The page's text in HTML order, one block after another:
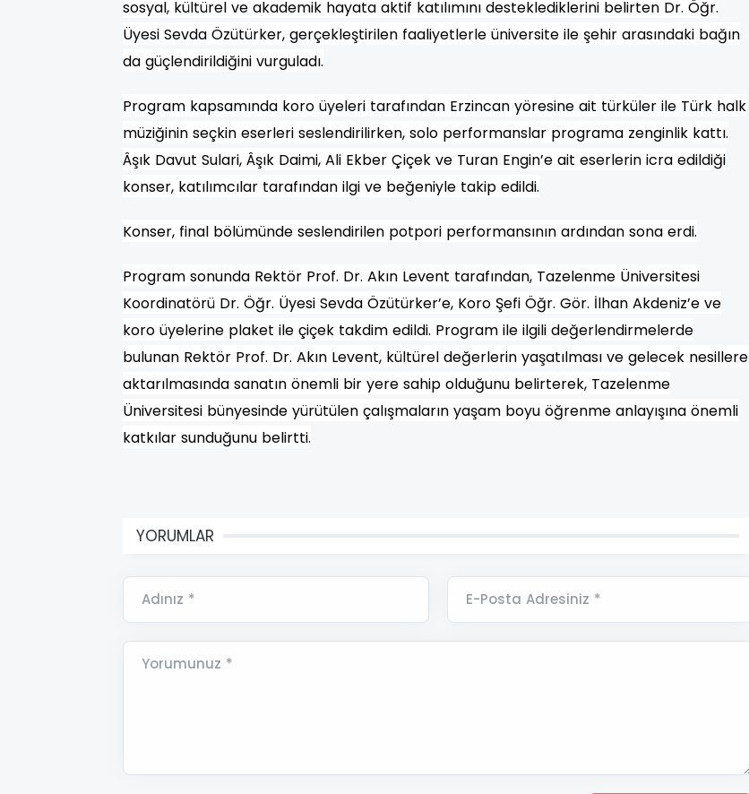
sosyal, kültürel ve akademik hayata aktif katılımını desteklediklerini belirten Dr. Öğr.
Üyesi Sevda Özütürker, gerçekleştirilen faaliyetlerle üniversite ile şehir arasındaki bağın
da güçlendirildiğini vurguladı.
Program kapsamında koro üyeleri tarafından Erzincan yöresine ait türküler ile Türk halk
müziğinin seçkin eserleri seslendirilirken, solo performanslar programa zenginlik kattı.
Âşık Davut Sulari, Âşık Daimi, Ali Ekber Çiçek ve Turan Engin’e ait eserlerin icra edildiği
konser, katılımcılar tarafından ilgi ve beğeniyle takip edildi.
Konser, final bölümünde seslendirilen potpori performansının ardından sona erdi.
Program sonunda Rektör Prof. Dr. Akın Levent tarafından, Tazelenme Üniversitesi
Koordinatörü Dr. Öğr. Üyesi Sevda Özütürker’e, Koro Şefi Öğr. Gör. İlhan Akdeniz’e ve
koro üyelerine plaket ile çiçek takdim edildi. Program ile ilgili değerlendirmelerde
bulunan Rektör Prof. Dr. Akın Levent, kültürel değerlerin yaşatılması ve gelecek nesillere
aktarılmasında sanatın önemli bir yere sahip olduğunu belirterek, Tazelenme
Üniversitesi bünyesinde yürütülen çalışmaların yaşam boyu öğrenme anlayışına önemli
katkılar sunduğunu belirtti.
YORUMLAR
Adınız * E-Posta Adresiniz *
Yorumunuz *